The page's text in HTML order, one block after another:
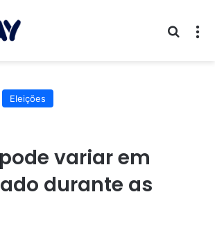
Eleições
variar em
durante as